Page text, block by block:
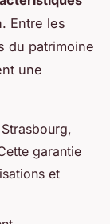
Entre les
du patrimoine
une
garantie
et